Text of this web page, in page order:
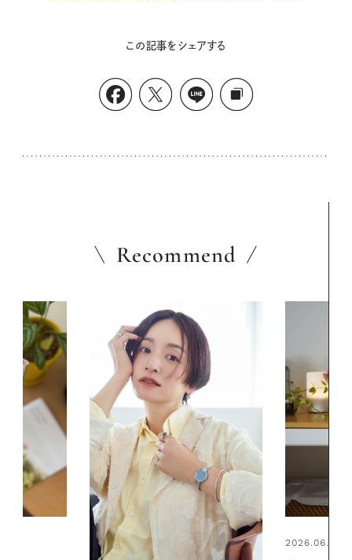
この記事をシェアする
Recommend
2026.06.01 2026.06.01